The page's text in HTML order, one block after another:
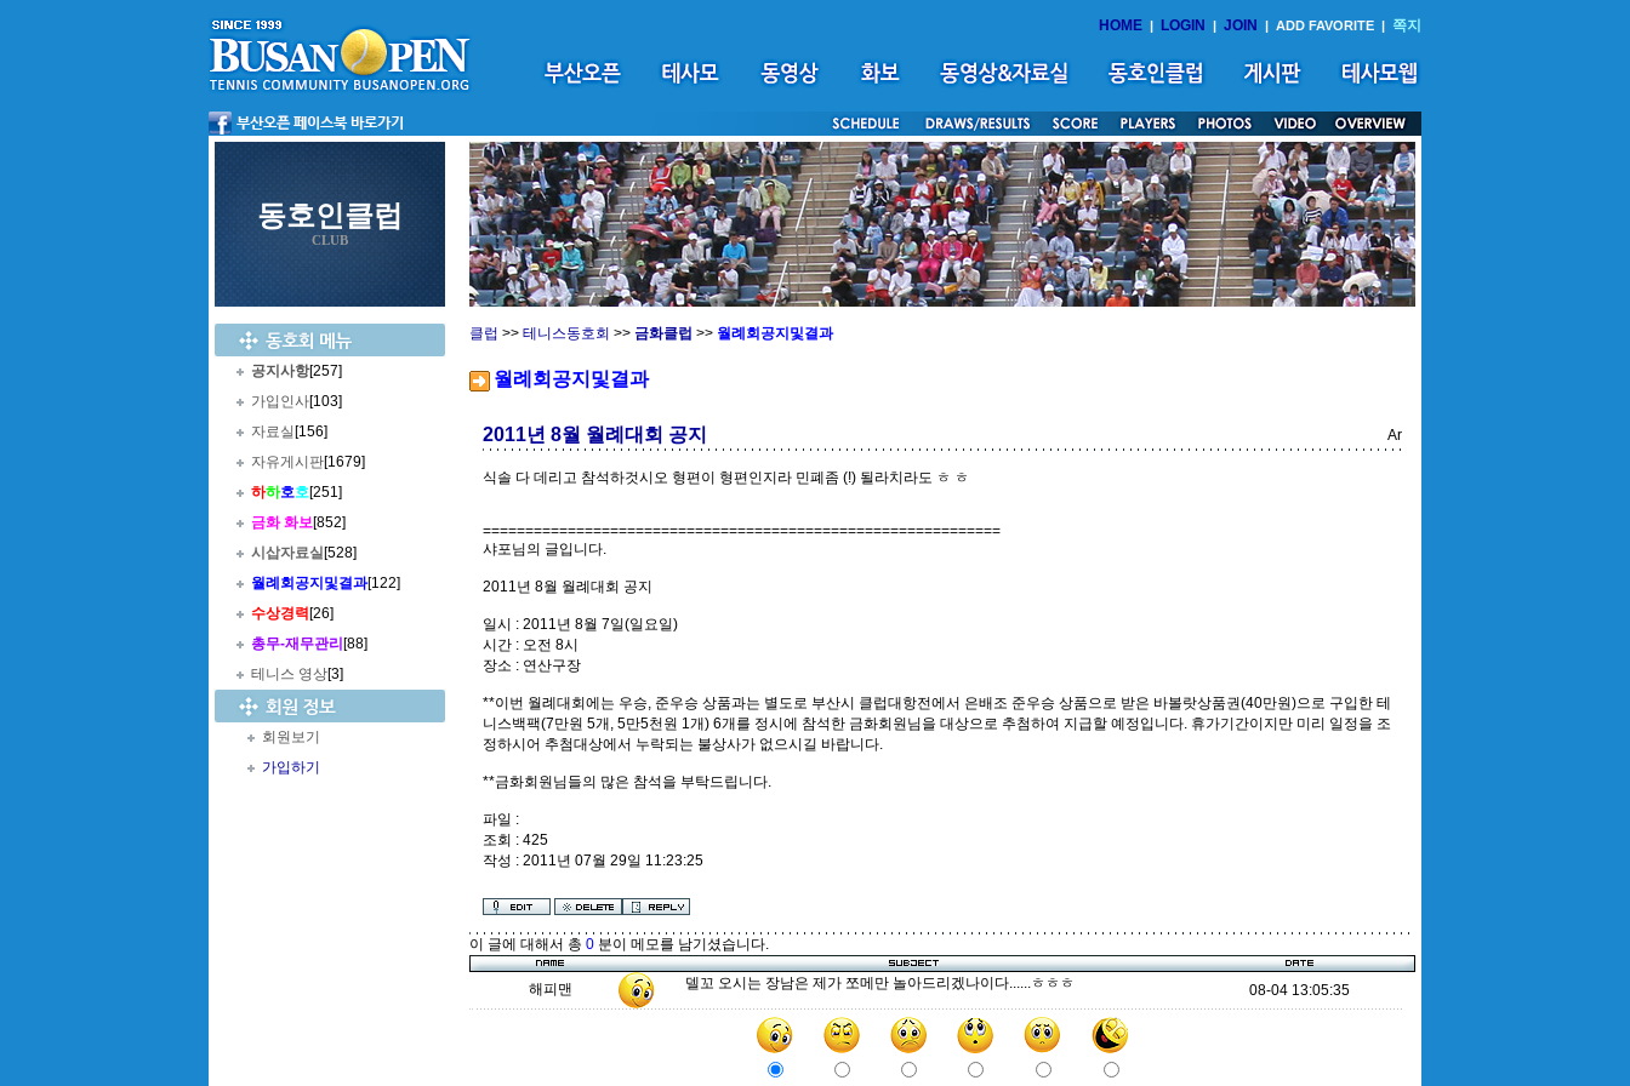
HOME | LOGIN | JOIN | ADD FAVORITE | 쪽지
동호인클럽
CLUB
공지사항[257]
가입인사[103]
자료실 [156]
자유게시판[1679]
하하호호[251]
금화 화보[852]
시삽자료실 [528]
월례회공지및결과[122]
수상경력 [26]
총무-재무관리 [88]
테니스 영상[3]
회원보기
가입하기
클럽 >> 테니스동호회 >> 금화클럽 >> 월례회공지및결과
월례회공지및결과
2011년 8월 월례대회 공지 Ar
식솔 다 데리고 참석하것시오 형편이 형편인지라 민폐좀 (!) 될라치라도 ㅎ ㅎ
=============================================================
샤포님의 글입니다.
2011년 8월 월례대회 공지
일시 : 2011년 8월 7일(일요일)
시간 : 오전 8시
장소 : 연산구장
**이번 월례대회에는 우승, 준우승 상품과는 별도로 부산시 클럽대항전에서 은배조 준우승 상품으로 받은 바볼랏상품권(40만원)으로 구입한 테
니스백팩(7만원 5개, 5만5천원 1개) 6개를 정시에 참석한 금화회원님을 대상으로 추첨하여 지급할 예정입니다. 휴가기간이지만 미리 일정을 조
정하시어 추첨대상에서 누락되는 불상사가 없으시길 바랍니다.
**금화회원님들의 많은 참석을 부탁드립니다.
파일 :
조회 : 425
작성 : 2011년 07월 29일 11:23:25
이 글에 대해서 총 0 분이 메모를 남기셨습니다.
해피맨 델꼬 오시는 장남은 제가 쪼메만 놀아드리겠나이다......ㅎㅎㅎ 08-04 13:05:35